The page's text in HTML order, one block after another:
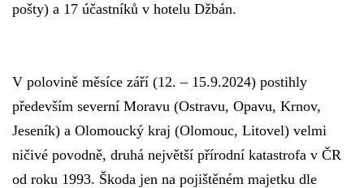
pošty) a 17 účastníků v hotelu Džbán.
V polovině měsíce září (12. – 15.9.2024) postihly
především severní Moravu (Ostravu, Opavu, Krnov,
Jeseník) a Olomoucký kraj (Olomouc, Litovel) velmi
ničivé povodně, druhá největší přírodní katastrofa v ČR
od roku 1993. Škoda jen na pojištěném majetku dle